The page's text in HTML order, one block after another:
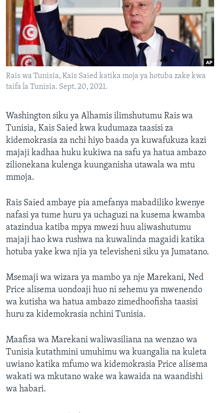
Rais wa Tunisia, Kais Saied katika moja ya hotuba zake kwa
taifa la Tunisia. Sept. 20, 2021.
Washington siku ya Alhamis ilimshutumu Rais wa
Tunisia, Kais Saied kwa kudumaza taasisi za
kidemokrasia za nchi hiyo baada ya kuwafukuza kazi
majaji kadhaa huku kukiwa na safu ya hatua ambazo
zilionekana kulenga kuunganisha utawala wa mtu
mmoja.
Rais Saied ambaye pia amefanya mabadiliko kwenye
nafasi ya tume huru ya uchaguzi na kusema kwamba
atazindua katiba mpya mwezi huu aliwashutumu
majaji hao kwa rushwa na kuwalinda magaidi katika
hotuba yake kwa njia ya televisheni siku ya Jumatano.
Msemaji wa wizara ya mambo ya nje Marekani, Ned
Price alisema uondoaji huo ni sehemu ya mwenendo
wa kutisha wa hatua ambazo zimedhoofisha taasisi
huru za kidemokrasia nchini Tunisia.
Maafisa wa Marekani waliwasiliana na wenzao wa
Tunisia kutathmini umuhimu wa kuangalia na kuleta
uwiano katika mfumo wa kidemokrasia Price alisema
wakati wa mkutano wake wa kawaida na waandishi
wa habari.